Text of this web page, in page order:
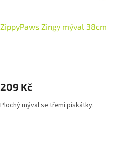
ZippyPaws Zingy mýval 38cm
209 Kč
Plochý mýval se třemi pískátky.